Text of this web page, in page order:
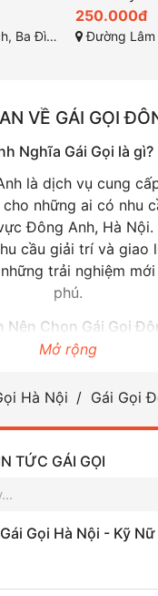
Hà Nội
250.000đ
Đường Lâm Du, Lâm
VỀ GÁI GỌI
Nghĩa Gái Gọi là gì?
là dịch vụ cung
những ai có nhu
Đông Anh, Hà Nội.
cầu giải trí và giao
trải nghiệm
phú.
Nên Chọn Gái Gọi
Đông Anh không chỉ
Nội, dễ dàng cho
gái gọi tại đây
với nhiều đối tượng
GÁI GỌI TẠI
Dịch Vụ Gái Gọi Có
Anh đa dạng với
của khách hàng.
Mở rộng
Hà Nội Gái Gọi
TỨC GÁI GỌI
Gọi Hà Nội - Kỹ